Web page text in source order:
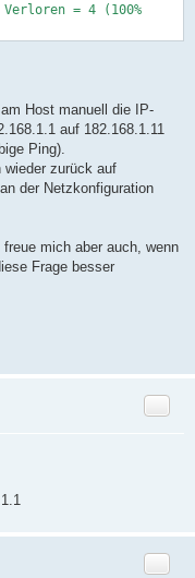
= 4 (100%
Host manuell die IP-
auf 182.168.1.11
Ping).
wieder zurück auf
der Netzkonfiguration
mich aber auch, wenn
Frage besser
Zitat
Zitat